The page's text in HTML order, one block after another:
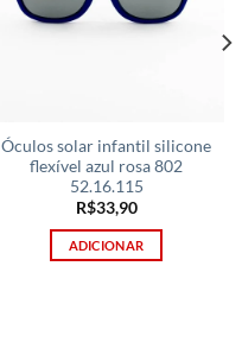
Óculos solar infantil silicone
flexível azul rosa 802
52.16.115
R$33,90
ADICIONAR